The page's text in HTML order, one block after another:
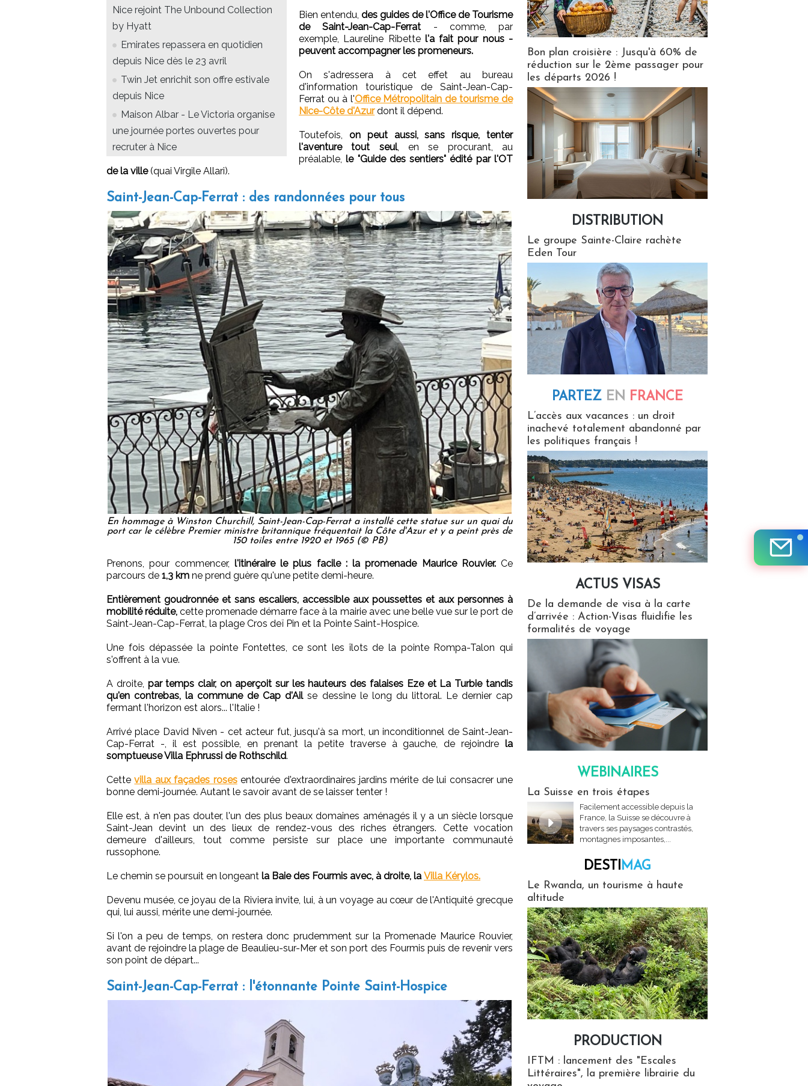
Nice rejoint The Unbound Collection
by Hyatt
Emirates repassera en quotidien
depuis Nice dès le 23 avril
Twin Jet enrichit son offre estivale
depuis Nice
Maison Albar - Le Victoria organise
une journée portes ouvertes pour
recruter à Nice
Bien entendu, des guides de l'Office de Tourisme
de Saint-Jean-Cap-Ferrat - comme, par
exemple, Laureline Ribette l'a fait pour nous -
peuvent accompagner les promeneurs.
On s'adressera à cet effet au bureau
d'information touristique de Saint-Jean-Cap-
Ferrat ou à l'Office Métropolitain de tourisme de
Nice-Côte d'Azurdont il dépend.
Toutefois, on peut aussi, sans risque, tenter
l'aventure tout seul, en se procurant, au
préalable,le "Guide des sentiers" édité par l'OT
de la ville(quai Virgile Allari).
Saint-Jean-Cap-Ferrat : des randonnées pour tous
En hommage à Winston Churchill, Saint-Jean-Cap-Ferrat a installé cette statue sur un quai du
port car le célèbre Premier ministre britannique fréquentait la Côte d'Azur et y a peint près de
150 toiles entre 1920 et 1965 (© PB)
Prenons, pour commencer, l'itinéraire le plus facile : la promenade Maurice Rouvier.Ce
parcours de 1,3 km ne prend guère qu'une petite demi-heure.
Entièrement goudronnée et sans escaliers, accessible aux poussettes et aux personnes à
mobilité réduite, cette promenade démarre face à la mairie avec une belle vue sur le port de
Saint-Jean-Cap-Ferrat, la plage Cros deï Pin et la Pointe Saint-Hospice.
Une fois dépassée la pointe Fontettes, ce sont les îlots de la pointe Rompa-Talon qui
s'offrent à la vue.
A droite, par temps clair, on aperçoit sur les hauteurs des falaises Eze et La Turbie tandis
qu'en contrebas, la commune de Cap d'Ailse dessine le long du littoral. Le dernier cap
fermant l'horizon est alors... l'Italie !
Arrivé place David Niven - cet acteur fut, jusqu'à sa mort, un inconditionnel de Saint-Jean-
Cap-Ferrat -, il est possible, en prenant la petite traverse à gauche, de rejoindre la
somptueuse Villa Ephrussi de Rothschild.
Cettevilla aux façades rosesentourée d'extraordinaires jardins mérite de lui consacrer une
bonne demi-journée. Autant le savoir avant de se laisser tenter !
Elle est, à n'en pas douter, l'un des plus beaux domaines aménagés il y a un siècle lorsque
Saint-Jean devint un des lieux de rendez-vous des riches étrangers. Cette vocation
demeure d'ailleurs, tout comme persiste sur place une importante communauté
russophone.
Le chemin se poursuit en longeant la Baie des Fourmis avec, à droite, la Villa Kérylos.
Devenu musée, ce joyau de la Riviera invite, lui, à un voyage au cœur de l'Antiquité grecque
qui, lui aussi, mérite une demi-journée.
Si l'on a peu de temps, on restera donc prudemment sur la Promenade Maurice Rouvier,
avant de rejoindre la plage de Beaulieu-sur-Mer et son port des Fourmis puis de revenir vers
son point de départ...
Saint-Jean-Cap-Ferrat : l'étonnante Pointe Saint-Hospice
Bon plan croisière : Jusqu'à 60% de
réduction sur le 2ème passager pour
les départs 2026 !
DISTRIBUTION
Le groupe Sainte-Claire rachète
Eden Tour
PARTEZ EN FRANCE
L’accès aux vacances : un droit
inachevé totalement abandonné par
les politiques français !
ACTUS VISAS
De la demande de visa à la carte
d’arrivée : Action-Visas fluidifie les
formalités de voyage
WEBINAIRES
La Suisse en trois étapes
Facilement accessible depuis la
France, la Suisse se découvre à
travers ses paysages contrastés,
montagnes imposantes,...
DESTIMAG
Le Rwanda, un tourisme à haute
altitude
PRODUCTION
IFTM : lancement des "Escales
Littéraires", la première librairie du